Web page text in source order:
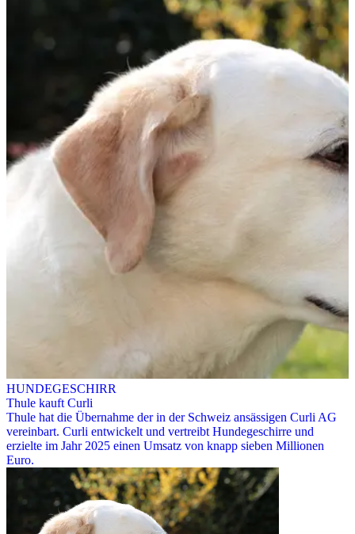
HUNDEGESCHIRR
Thule kauft Curli
Thule hat die Übernahme der in der Schweiz ansässigen Curli AG
vereinbart. Curli entwickelt und vertreibt Hundegeschirre und
erzielte im Jahr 2025 einen Umsatz von knapp sieben Millionen
Euro.